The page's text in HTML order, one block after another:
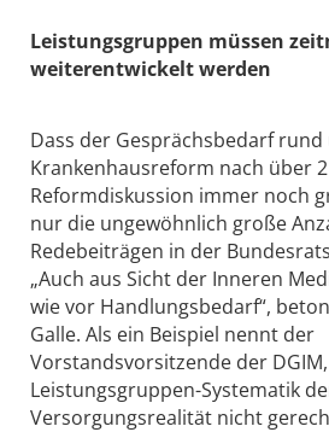
Leistungsgruppen müssen
weiterentwickelt werden
Dass der Gesprächsbedarf rund
Krankenhausreform nach über 2
Reformdiskussion immer noch
nur die ungewöhnlich große
Redebeiträgen in der
„Auch aus Sicht der Inneren
wie vor Handlungsbedarf“,
Galle. Als ein Beispiel nennt der
Vorstandsvorsitzende der
Leistungsgruppen-Systematik
Versorgungsrealität nicht